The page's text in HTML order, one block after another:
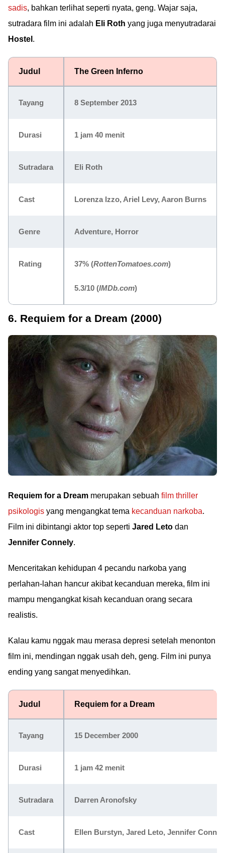
sadis, bahkan terlihat seperti nyata, geng. Wajar saja,
sutradara film ini adalah Eli Roth yang juga menyutradarai
Hostel .
Judul The Green Inferno
Tayang 8 September 2013
Durasi 1 jam 40 menit
Sutradara Eli Roth
Cast Lorenza Izzo, Ariel Levy, Aaron Burns
Genre Adventure, Horror
Rating 37% (RottenTomatoes.com)
5.3/10 (IMDb.com)
6. Requiem for a Dream (2000)
Requiem for a Dream merupakan sebuah film thriller
psikologis yang mengangkat tema kecanduan narkoba.
Film ini dibintangi aktor top seperti Jared Leto dan
Jennifer Connely.
Menceritakan kehidupan 4 pecandu narkoba yang
perlahan-lahan hancur akibat kecanduan mereka, film ini
mampu mengangkat kisah kecanduan orang secara
realistis.
Kalau kamu nggak mau merasa depresi setelah menonton
film ini, mendingan nggak usah deh, geng. Film ini punya
ending yang sangat menyedihkan.
Judul Requiem for a Dream
Tayang 15 December 2000
Durasi 1 jam 42 menit
Sutradara Darren Aronofsky
Cast Ellen Burstyn, Jared Leto, Jennifer